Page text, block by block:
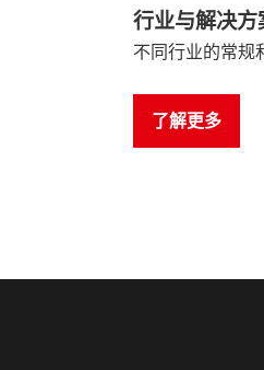
行业与解决方
不同行业的常规
了解更多